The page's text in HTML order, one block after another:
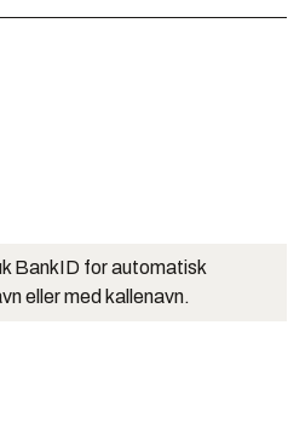
BankID for automatisk
eller med kallenavn.